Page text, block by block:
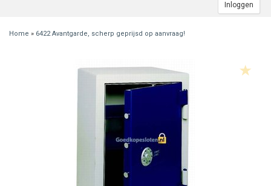
Inloggen
Home » 6422 Avantgarde, scherp geprijsd op aanvraag!